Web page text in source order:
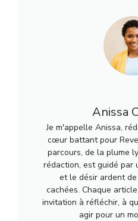
Anissa
Je m'appelle Anissa,
cœur battant pour
parcours, de la plume
rédaction, est guidé par
et le désir ardent
cachées. Chaque
invitation à réfléchir, à
agir pour un